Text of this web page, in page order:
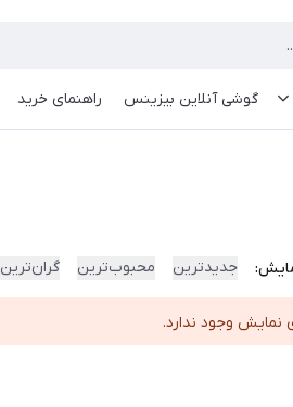
گوشی آنلاین بیزینس راهنمای خرید
جدیدترین محبوب‌ترین گران‌ترین
نمایش وجود ندارد.